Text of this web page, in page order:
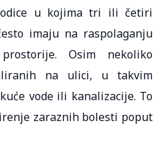
u kojima tri ili četiri
imaju na raspolaganju
Osim nekoliko
na ulici, u takvim
vode ili kanalizacije. To
zaraznih bolesti poput